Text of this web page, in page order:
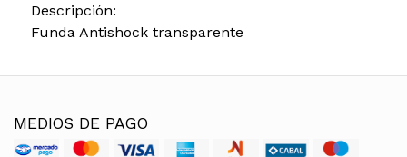
Descripción:
Funda Antishock transparente
MEDIOS DE PAGO